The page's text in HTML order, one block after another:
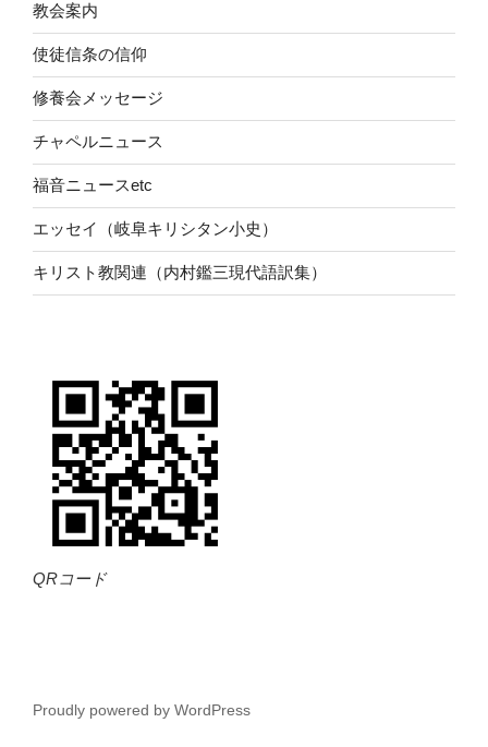
教会案内
使徒信条の信仰
修養会メッセージ
チャペルニュース
福音ニュースetc
エッセイ（岐阜キリシタン小史）
キリスト教関連（内村鑑三現代語訳集）
QRコード
Proudly powered by WordPress